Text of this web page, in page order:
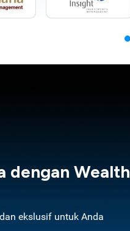
dengan Wealth
ekslusif untuk Anda